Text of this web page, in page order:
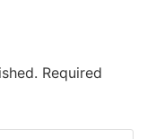
Required